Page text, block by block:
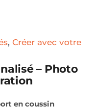
, Créer avec votre
– Photo
en coussin